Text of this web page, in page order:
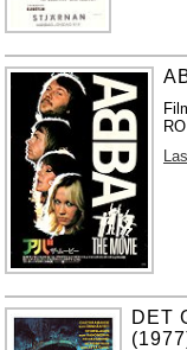
DET